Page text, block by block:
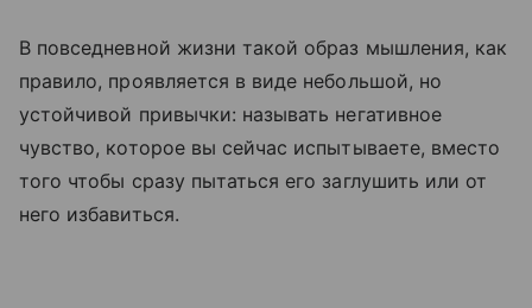
В повседневной жизни такой образ мышления, как
правило, проявляется в виде небольшой, но
устойчивой привычки: называть негативное
чувство, которое вы сейчас испытываете, вместо
того чтобы сразу пытаться его заглушить или от
него избавиться.